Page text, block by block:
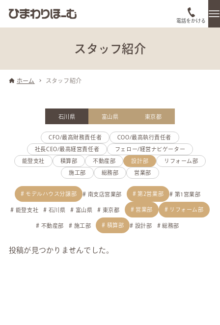
電話をかける
スタッフ紹介
ホーム スタッフ紹介
石川県 富山県 東京都
CFO/最高財務責任者 COO/最高執行責任者
社長CEO/最高経営責任者 フェロー/経営ナビゲーター
能登支社 積算部 不動産部 設計部 リフォーム部
施工部 総務部 営業部
モデルハウス分譲部 南支店営業部 第2営業部 第1営業部
能登支社 石川県 富山県 東京都 営業部 リフォーム部
不動産部 施工部 積算部 設計部 総務部
投稿が見つかりませんでした。